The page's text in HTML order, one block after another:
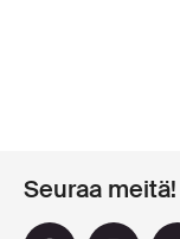
Seuraa meitä!